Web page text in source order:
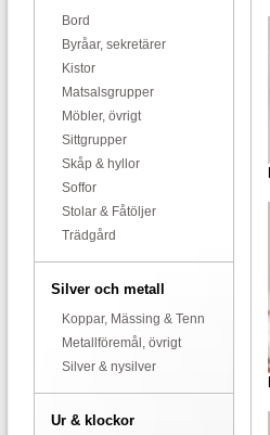
Bord
Byråar, sekretärer
Kistor
Matsalsgrupper
Möbler, övrigt
Sittgrupper
Skåp & hyllor
Soffor
Stolar & Fåtöljer
Trädgård
Silver och metall
Koppar, Mässing & Tenn
Metallföremål, övrigt
Silver & nysilver
Ur & klockor